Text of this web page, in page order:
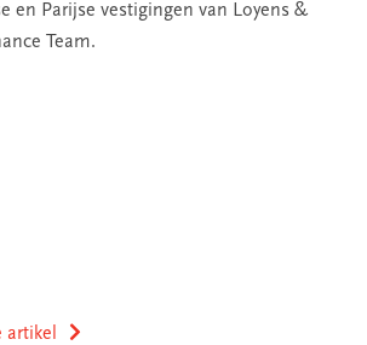
en Parijse vestigingen van Loyens &
Team.
artikel